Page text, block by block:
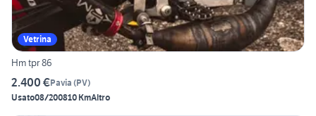
Vetrina
Hm tpr 86
2.400 €Pavia (PV)
Usato08/200810 KmAltro